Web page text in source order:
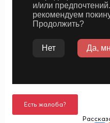
Есть жалоба?